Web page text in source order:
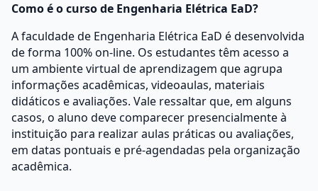
Como é o curso de Engenharia Elétrica EaD?
A faculdade de Engenharia Elétrica EaD é desenvolvida
de forma 100% on-line. Os estudantes têm acesso a
um ambiente virtual de aprendizagem que agrupa
informações acadêmicas, videoaulas, materiais
didáticos e avaliações. Vale ressaltar que, em alguns
casos, o aluno deve comparecer presencialmente à
instituição para realizar aulas práticas ou avaliações,
em datas pontuais e pré-agendadas pela organização
acadêmica.